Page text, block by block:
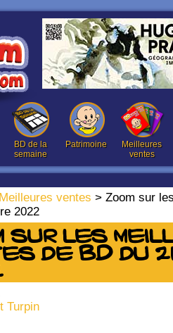
BD de la
semaine
Patrimoine
Meilleures
ventes
Meilleures ventes > Zoom sur
2022
sur les
de BD du
Turpin